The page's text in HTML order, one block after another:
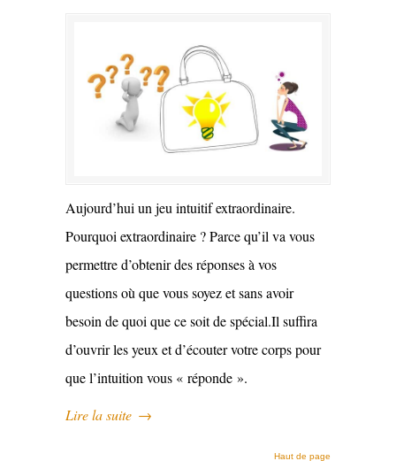
Aujourd’hui un jeu intuitif extraordinaire.
Pourquoi extraordinaire ? Parce qu’il va vous
permettre d’obtenir des réponses à vos
questions où que vous soyez et sans avoir
besoin de quoi que ce soit de spécial.Il suffira
d’ouvrir les yeux et d’écouter votre corps pour
que l’intuition vous « réponde ».
Lire la suite →
Haut de page